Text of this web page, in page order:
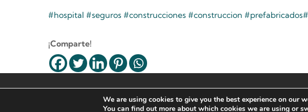
#hospital #seguros #construcciones #construccion #prefabricados
¡Comparte!
© 2023 GRUPO LDG |Legal Note–
Cookies Policy–Política de Privacidad
We are using cookies to give you the best experience on our
You can find out more about which cookies we are using or